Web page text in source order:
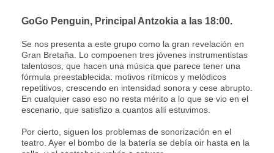
GoGo Penguin, Principal Antzokia a las 18:00.
Se nos presenta a este grupo como la gran revelación en
Gran Bretaña. Lo compoenen tres jóvenes instrumentistas
talentosos, que hacen una música que parece tener una
fórmula preestablecida: motivos rítmicos y melódicos
repetitivos, crescendo en intensidad sonora y cese abrupto.
En cualquier caso eso no resta mérito a lo que se vio en el
escenario, que satisfizo a cuantos allí estuvimos.
Por cierto, siguen los problemas de sonorización en el
teatro. Ayer el bombo de la batería se debía oir hasta en la